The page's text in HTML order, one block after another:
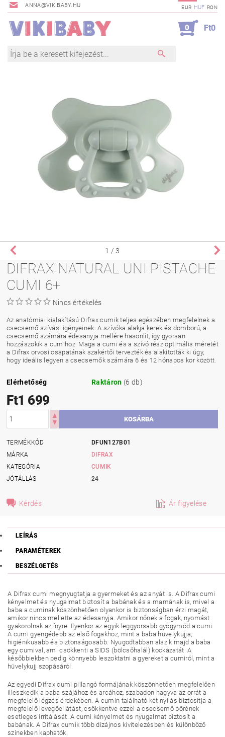
ANNA@VIKIBABY.HU EUR HUF RON
0 Ft0
1 / 3
DIFRAX NATURAL UNI PISTACHE
CUMI 6+
Nincs értékelés
Az anatómiai kialakítású Difrax cumik teljes egészében megfelelnek a
csecsemő szívási igényeinek. A szívóka alakja kerek és domború, a
csecsemő számára édesanyja mellére hasonlít, így gyorsan
hozzászokik a cumihoz. Maga a cumi és a szívó rész optimális méretét
a Difrax orvosi csapatának szakértői tervezték és alakították ki úgy,
hogy ideális legyen a csecsemők számára 6 és 12 hónapos kor között.
Elérhetőség Raktáron (6 db)
Ft1 699
TERMÉKKÓD
DFUN127B01
MÁRKA
DIFRAX
KATEGÓRIA
CUMIK
JÓTÁLLÁS
24
Kérdés Ár figyelése
LEÍRÁS
PARAMÉTEREK
BESZÉLGETÉS
A Difrax cumi megnyugtatja a gyermeket és az anyát is. A Difrax cumi
kényelmet és nyugalmat biztosít a babának és a mamának is, mivel a
baba a cuminak köszönhetően olyankor is biztonságban érzi magát,
amikor nincs mellette az édesanyja. Amikor nőnek a fogak, nyomást
gyakorolnak az ínyre. Ilyenkor az egyik leggyorsabb gyógymód a cumi.
A cumi gyengédebb az első fogakhoz, mint a baba hüvelykujja,
higiénikusabb és biztonságosabb. Nyugodtabban alszik majd a baba
egy cumival, ami csökkenti a SIDS (bölcsőhalál) kockázatát. A
későbbiekben pedig könnyebb leszoktatni a gyereket a cumiról, mint a
hüvelykujj szopásáról.
Az egyedi Difrax cumi pillangó formájának köszönhetően megfelelően
illeszkedik a baba szájához és arcához, szabadon hagyva az orrát a
megfelelő légzés érdekében. A cumin található két nyílás biztosítja a
megfelelő levegőellátást, csökkentve ezzel a csecsemő bőrének
esetleges irritálását. A cumi kényelmet és nyugalmat biztosít a
babának. A Difrax cumik több dizájnos kivitelezésben és különböző
színekben kaphatók.